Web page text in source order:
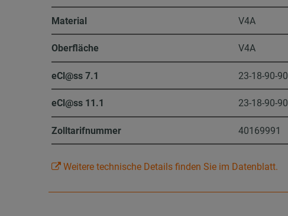
Material V4A
Oberfläche V4A
eCl@ss 7.1 23-18-90-90
eCl@ss 11.1 23-18-90-90
Zolltarifnummer 40169991
Weitere technische Details finden Sie im Datenblatt.